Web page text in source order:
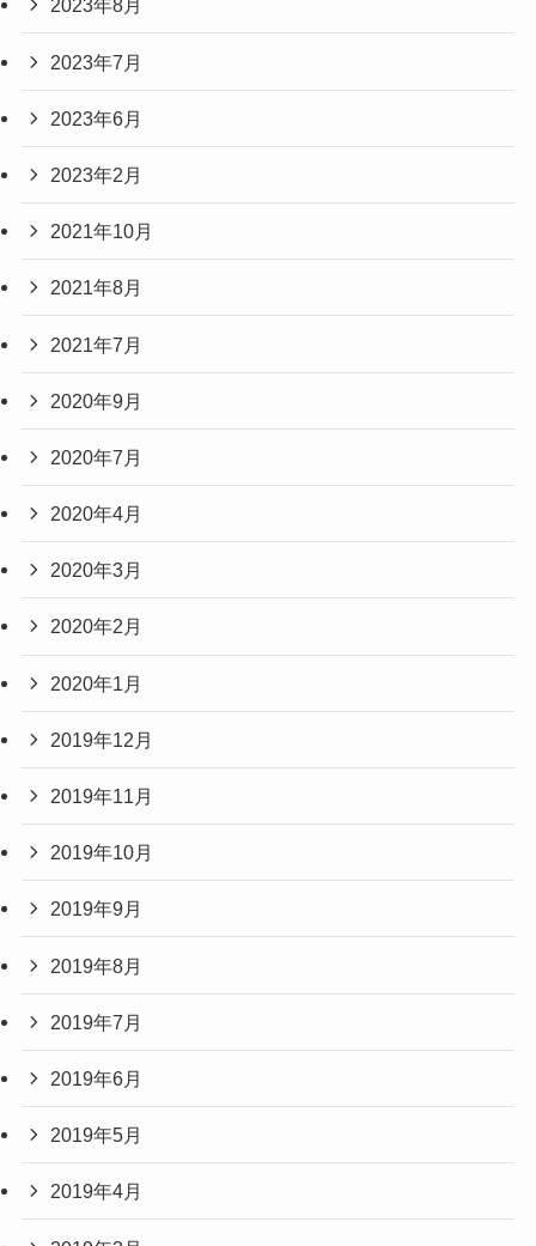
2023年8月
2023年7月
2023年6月
2023年2月
2021年10月
2021年8月
2021年7月
2020年9月
2020年7月
2020年4月
2020年3月
2020年2月
2020年1月
2019年12月
2019年11月
2019年10月
2019年9月
2019年8月
2019年7月
2019年6月
2019年5月
2019年4月